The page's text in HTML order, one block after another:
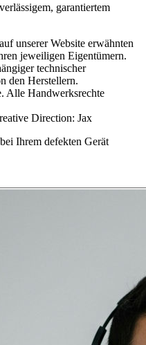
garantiertem
unserer Website erwähnten
jeweiligen Eigentümern.
technischer
den Herstellern.
Alle Handwerksrechte
Direction: Jax
Ihrem defekten Gerät